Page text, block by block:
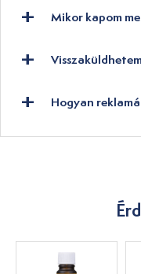
Mikor kapom
Hogyan